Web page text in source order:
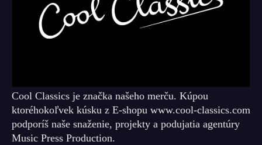
Cool Classics je značka našeho merču. Kúpou
ktoréhokoľvek kúsku z E-shopu www.cool-classics.com
podporíš naše snaženie, projekty a podujatia agentúry
Music Press Production.